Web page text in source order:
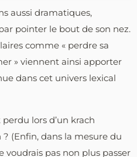
aussi dramatiques,
pointer le bout de son nez.
comme « perdre sa
» viennent ainsi apporter
dans cet univers lexical
lors d’un krach
(Enfin, dans la mesure du
voudrais pas non plus passer